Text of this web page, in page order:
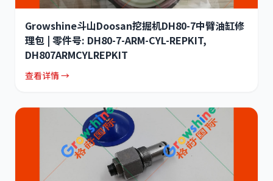
Growshine斗山Doosan挖掘机DH80-7中臂油缸修
理包 | 零件号: DH80-7-ARM-CYL-REPKIT,
DH807ARMCYLREPKIT
查看详情 →